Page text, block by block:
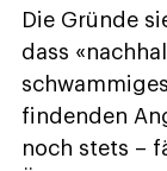
Die Gründe
dass
findenden
noch stets –